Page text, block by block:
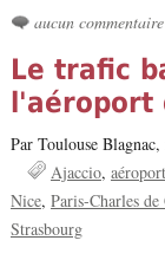
aucun commentaire
Le trafic
l'aéroport
Par Toulouse Blagnac,
Ajaccio
Nice Paris-Charles
Strasbourg